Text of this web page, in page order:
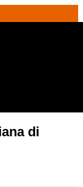
di